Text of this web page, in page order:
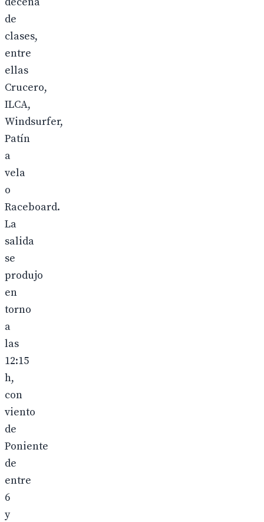
de
clases,
entre
ellas
Crucero,
ILCA,
Windsurfer,
Patín
a
vela
o
Raceboard.
La
salida
se
produjo
en
torno
a
las
12:15
h,
con
viento
de
Poniente
de
entre
6
y